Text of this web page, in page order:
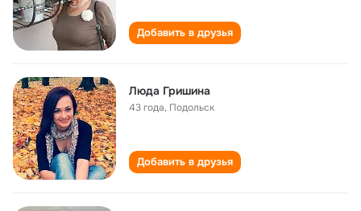
Добавить в друзья
Люда Гришина
43 года, Подольск
Добавить в друзья